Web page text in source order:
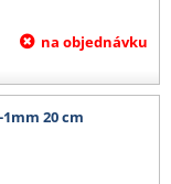
na objednávku
20 cm